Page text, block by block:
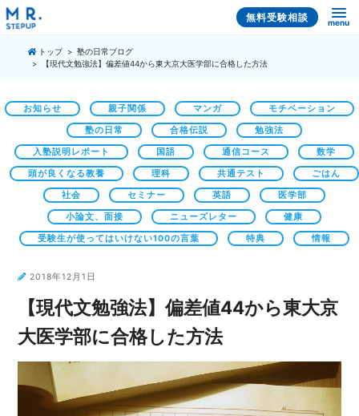
無料受験相談 menu
トップ
塾の日常ブログ
【現代文勉強法】偏差値44から東大京大医学部に合格した方法
お知らせ 親子関係 マンガ モチベーション
塾の日常 合格伝説 勉強法
入塾説明レポート 国語 通信コース 数学
頭が良くなる教養 理科 共通テスト ごはん
社会 セミナー 英語 医学部
小論文、面接 ニューズレター 健康
受験生が使ってはいけない100の言葉 特典 情報
2018年12月1日
【現代文勉強法】偏差値44から東大京
大医学部に合格した方法